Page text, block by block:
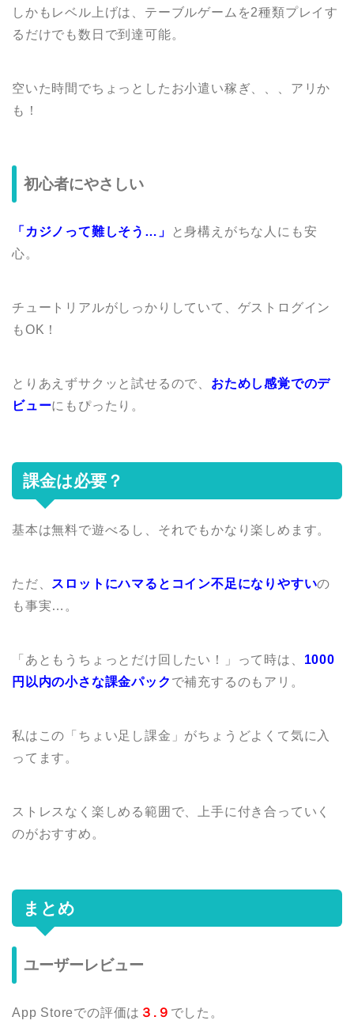
しかもレベル上げは、テーブルゲームを2種類プレイす
るだけでも数日で到達可能。
空いた時間でちょっとしたお小遣い稼ぎ、、、アリか
も！
初心者にやさしい
「カジノって難しそう…」
と身構えがちな人にも安
心。
チュートリアルがしっかりしていて、ゲストログイン
もOK！
とりあえずサクッと試せるので、 おためし感覚でのデ
ビューにもぴったり。
課金は必要？
基本は無料で遊べるし、それでもかなり楽しめます。
ただ、 スロットにハマるとコイン不足になりやすいの
も事実…。
「あともうちょっとだけ回したい！」って時は、 1000
円以内の小さな課金パック で補充するのもアリ。
私はこの「ちょい足し課金」がちょうどよくて気に入
ってます。
ストレスなく楽しめる範囲で、上手に付き合っていく
のがおすすめ。
まとめ
ユーザーレビュー
App Storeでの評価は ３.９ でした。